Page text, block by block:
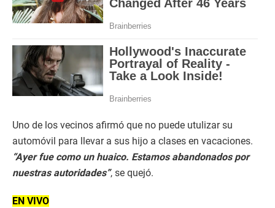
Uno de los vecinos afirmó que no puede utulizar su
automóvil para llevar a sus hijo a clases en vacaciones.
“Ayer fue como un huaico. Estamos abandonados por
nuestras autoridades”, se quejó.
EN VIVO